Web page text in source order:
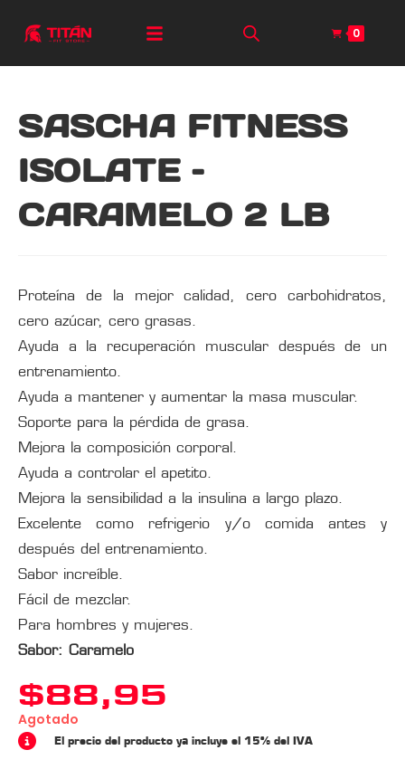
0
SASCHA FITNESS
ISOLATE –
CARAMELO 2 LB
Proteína de la mejor calidad, cero carbohidratos,
cero azúcar, cero grasas.
Ayuda a la recuperación muscular después de un
entrenamiento.
Ayuda a mantener y aumentar la masa muscular.
Soporte para la pérdida de grasa.
Mejora la composición corporal.
Ayuda a controlar el apetito.
Mejora la sensibilidad a la insulina a largo plazo.
Excelente como refrigerio y/o comida antes y
después del entrenamiento.
Sabor increíble.
Fácil de mezclar.
Para hombres y mujeres.
Sabor: Caramelo
$88,95
Agotado
El precio del producto ya incluye el 15% del IVA